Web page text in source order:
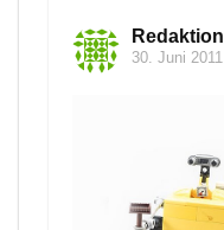
Redaktion
30. Juni 2011